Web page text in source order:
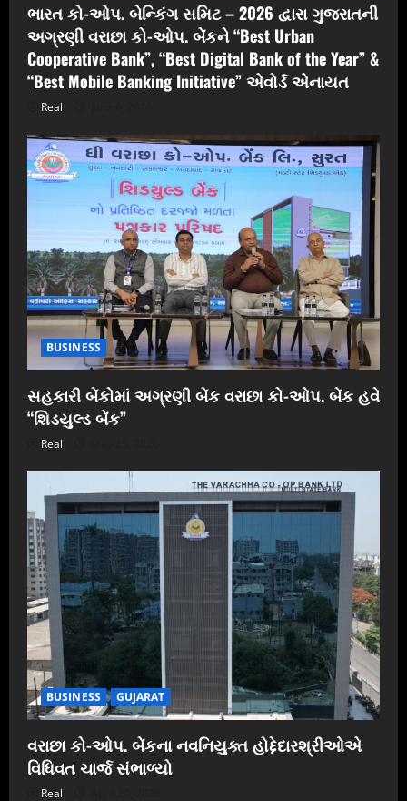
ભારત કો-ઓપ. બેન્કિંગ સમિટ – 2026 દ્વારા ગુજરાતની
અગ્રણી વરાછા કો-ઓપ. બેંકને “Best Urban
Cooperative Bank”, “Best Digital Bank of the Year” &
“Best Mobile Banking Initiative” એવોર્ડ એનાયત
Real
BUSINESS
સહકારી બેંકોમાં અગ્રણી બેંક વરાછા કો-ઓપ. બેંક હવે
“શિડયુલ્ડ બેંક”
Real
BUSINESS GUJARAT
વરાછા કો-ઓપ. બેંકના નવનિયુક્ત હોદ્દેદારશ્રીઓએ
વિધિવત ચાર્જ સંભાળ્યો
Real